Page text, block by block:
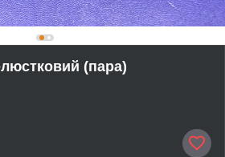
(пара)